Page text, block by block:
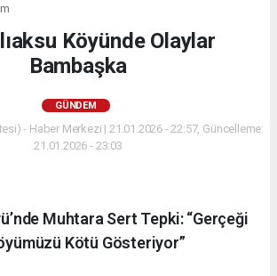
Köyünde Olaylar
Bambaşka
GÜNDEM
- Haber Merkezi | 21.01.2026 - 22:57, Güncelleme:
21.01.2026 - 23:03
Muhtara Sert Tepki: “Gerçeği
Kötü Gösteriyor”